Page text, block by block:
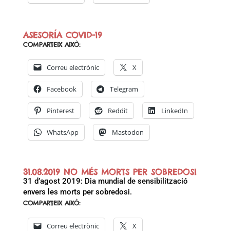
ASESORÍA COVID-19
COMPARTEIX AIXÒ:
Correu electrònic X
Facebook Telegram
Pinterest Reddit LinkedIn
WhatsApp Mastodon
31.08.2019 NO MÉS MORTS PER SOBREDOSI
31 d’agost 2019: Dia mundial de sensibilització
envers les morts per sobredosi.
COMPARTEIX AIXÒ:
Correu electrònic X